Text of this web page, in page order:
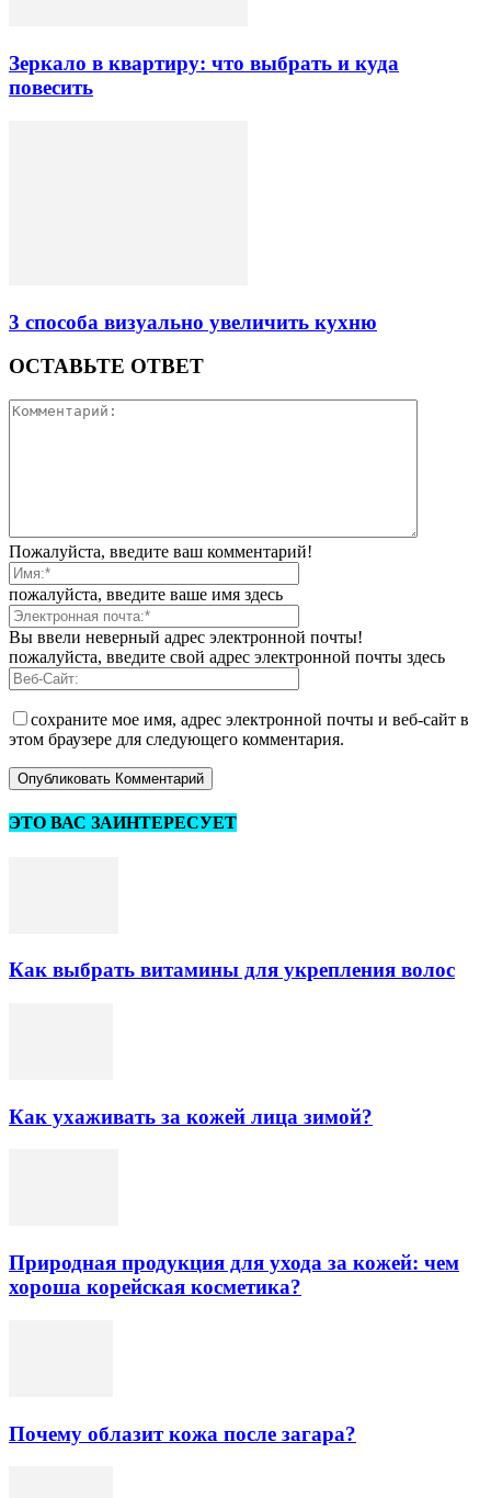
Зеркало в квартиру: что выбрать и куда
повесить
3 способа визуально увеличить кухню
ОСТАВЬТЕ ОТВЕТ
Пожалуйста, введите ваш комментарий!
пожалуйста, введите ваше имя здесь
Вы ввели неверный адрес электронной почты!
пожалуйста, введите свой адрес электронной почты здесь
сохраните мое имя, адрес электронной почты и веб-сайт в
этом браузере для следующего комментария.
ЭТО ВАС ЗАИНТЕРЕСУЕТ
Как выбрать витамины для укрепления волос
Как ухаживать за кожей лица зимой?
Природная продукция для ухода за кожей: чем
хороша корейская косметика?
Почему облазит кожа после загара?